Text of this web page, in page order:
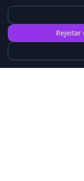
O que é Proxmox
Rejeitar